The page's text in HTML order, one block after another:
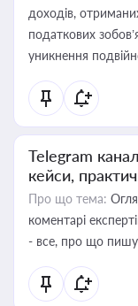
доходів,
податкових
уникнення
Telegram
кейси,
Про що тема:
коментарі
- все, про що